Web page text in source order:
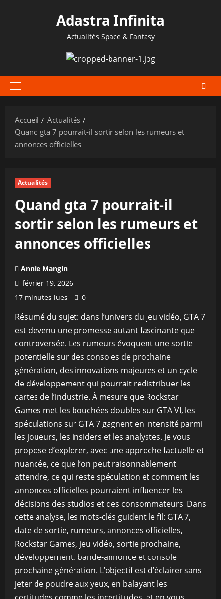
Adastra Infinita
Actualités Space & Fantasy
Menu
Accueil
Actualités
Quand gta 7 pourrait-il sortir selon les rumeurs et
annonces officielles
Actualités
Quand gta 7 pourrait-il
sortir selon les rumeurs et
annonces officielles
Annie Mangin
février 19, 2026
17 minutes lues
0
Résumé du sujet: dans l’univers du jeu vidéo, GTA 7
est devenu une promesse autant fascinante que
controversée. Les rumeurs évoquent une sortie
potentielle sur des consoles de prochaine
génération, des innovations majeures et un cycle
de développement qui pourrait redistribuer les
cartes de l’industrie. À mesure que Rockstar
Games met les bouchées doubles sur GTA VI, les
spéculations sur GTA 7 gagnent en intensité parmi
les joueurs, les insiders et les analystes. Je vous
propose d’explorer, avec une approche factuelle et
nuancée, ce que l’on peut raisonnablement
attendre, ce qui reste spéculation et comment les
annonces officielles pourraient influencer les
décisions des studios et des consommateurs. Dans
cette analyse, les mots-clés guident le fil: GTA 7,
date de sortie, rumeurs, annonces officielles,
Rockstar Games, jeu vidéo, sortie prochaine,
développement, bande-annonce et console
prochaine génération. L’objectif est d’éclairer sans
jeter de poudre aux yeux, en balayant les